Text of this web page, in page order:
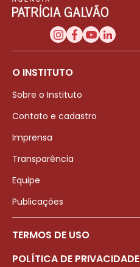
O INSTITUTO
Sobre o Instituto
Contato e cadastro
Imprensa
Transparência
Equipe
Publicações
TERMOS DE USO
POLÍTICA DE PRIVACIDADE